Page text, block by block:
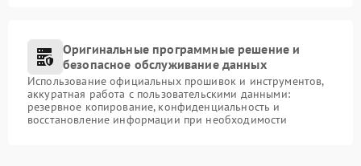
Оригинальные программные решение и
безопасное обслуживание данных
Использование официальных прошивок и инструментов,
аккуратная работа с пользовательскими данными:
резервное копирование, конфиденциальность и
восстановление информации при необходимости